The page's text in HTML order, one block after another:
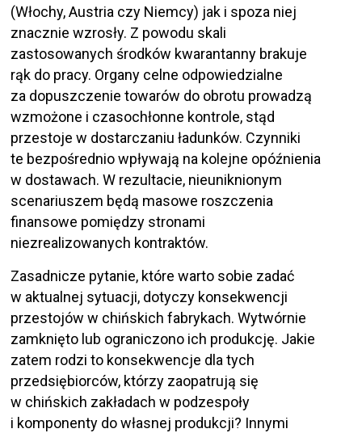
(Włochy, Austria czy Niemcy) jak i spoza niej
znacznie wzrosły. Z powodu skali
zastosowanych środków kwarantanny brakuje
rąk do pracy. Organy celne odpowiedzialne
za dopuszczenie towarów do obrotu prowadzą
wzmożone i czasochłonne kontrole, stąd
przestoje w dostarczaniu ładunków. Czynniki
te bezpośrednio wpływają na kolejne opóźnienia
w dostawach. W rezultacie, nieuniknionym
scenariuszem będą masowe roszczenia
finansowe pomiędzy stronami
niezrealizowanych kontraktów.
Zasadnicze pytanie, które warto sobie zadać
w aktualnej sytuacji, dotyczy konsekwencji
przestojów w chińskich fabrykach. Wytwórnie
zamknięto lub ograniczono ich produkcję. Jakie
zatem rodzi to konsekwencje dla tych
przedsiębiorców, którzy zaopatrują się
w chińskich zakładach w podzespoły
i komponenty do własnej produkcji? Innymi